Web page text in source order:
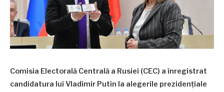
Comisia Electorală Centrală a Rusiei (CEC) a înregistrat
candidatura lui Vladimir Putin la alegerile prezidenţiale